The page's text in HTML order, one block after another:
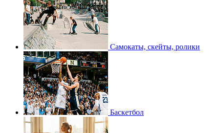
Самокаты, скейты, ролики
Баскетбол